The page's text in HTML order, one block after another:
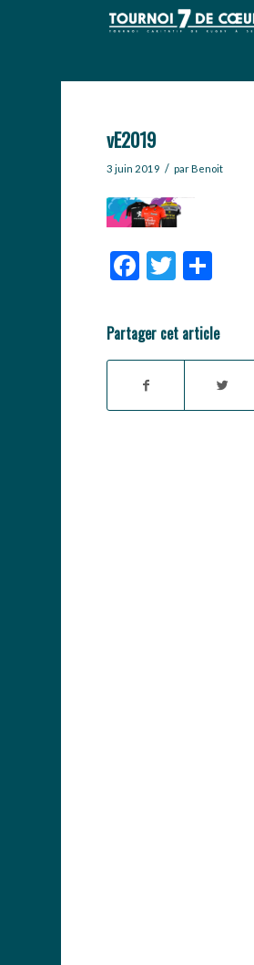
vE2019
3 juin 2019 / parBenoit
Facebook
Twitter
Partager cet article